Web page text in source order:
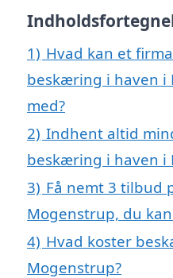
1) Hvad kan et
beskæring i haven
med?
2) Indhent altid
beskæring i haven i
3) Få nemt 3 tilbud
Mogenstrup, du
4) Hvad koster
Mogenstrup?